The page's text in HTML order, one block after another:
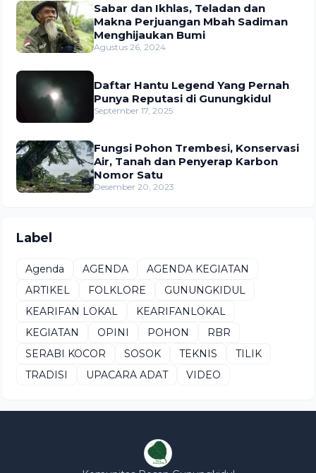
Sabar dan Ikhlas, Teladan dan
Makna Perjuangan Mbah Sadiman
Menghijaukan Bumi
Agustus 26, 2024
Daftar Hantu Legend Yang Pernah
Punya Reputasi di Gunungkidul
September 17, 2025
Fungsi Pohon Trembesi, Konservasi
Air, Tanah dan Penyerap Karbon
Nomor Satu
Desember 20, 2023
Label
Agenda AGENDA
AGENDA KEGIATAN
ARTIKEL
FOLKLORE
GUNUNGKIDUL
KEARIFAN LOKAL
KEARIFANLOKAL
KEGIATAN
OPINI POHON
RBR
SERABI KOCOR
SOSOK TEKNIS
TILIK
TRADISI
UPACARA ADAT VIDEO